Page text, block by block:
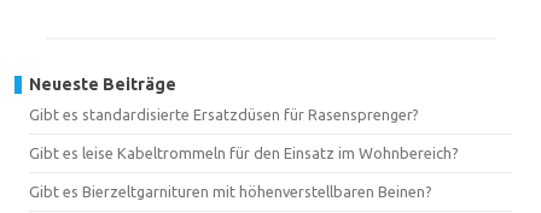
Neueste Beiträge
Gibt es standardisierte Ersatzdüsen für Rasensprenger?
Gibt es leise Kabeltrommeln für den Einsatz im Wohnbereich?
Gibt es Bierzeltgarnituren mit höhenverstellbaren Beinen?